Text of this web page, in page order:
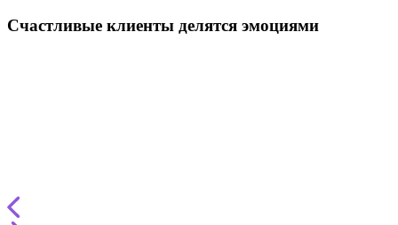
Счастливые клиенты делятся эмоциями